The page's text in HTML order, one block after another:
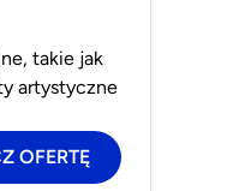
takie jak
artystyczne
OFERTĘ